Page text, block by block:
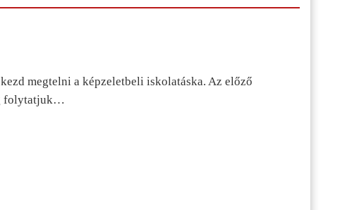
megtelni a képzeletbeli iskolatáska. Az előző
folytatjuk…